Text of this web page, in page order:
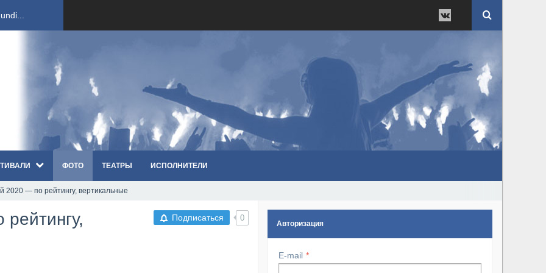
ко...
«Th...
«...
ФОТО ТЕАТРЫ ИСПОЛНИТЕЛИ
2020 — по рейтингу, вертикальные
Подписаться 0
Авторизация
E-mail